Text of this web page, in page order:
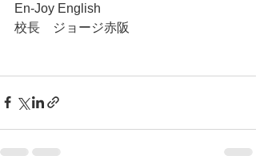
En-Joy English
校長　ジョージ赤阪